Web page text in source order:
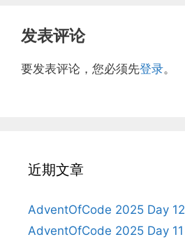
发表评论
要发表评论，您必须先登录。
近期文章
AdventOfCode 2025 Day 12
AdventOfCode 2025 Day 11